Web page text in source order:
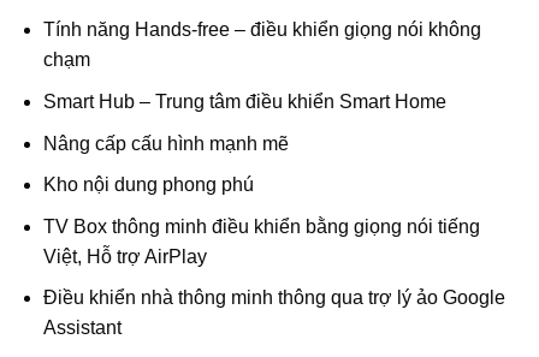
Tính năng Hands-free – điều khiển giọng nói không
chạm
Smart Hub – Trung tâm điều khiển Smart Home
Nâng cấp cấu hình mạnh mẽ
Kho nội dung phong phú
TV Box thông minh điều khiển bằng giọng nói tiếng
Việt, Hỗ trợ AirPlay
Điều khiển nhà thông minh thông qua trợ lý ảo Google
Assistant